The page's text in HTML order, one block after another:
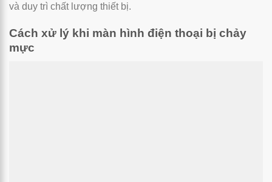
và duy trì chất lượng thiết bị.
Cách xử lý khi màn hình điện thoại bị chảy
mực